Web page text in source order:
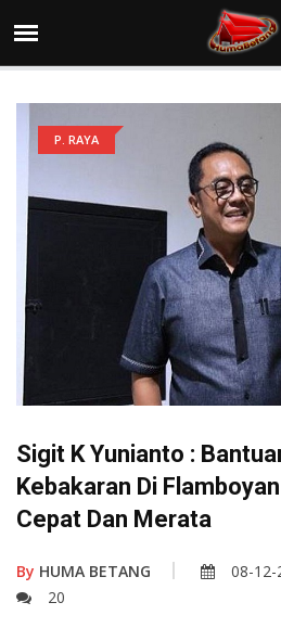
P. RAYA
Sigit K Yunianto :
Kebakaran Di
Cepat Dan Merata
By HUMA BETANG 08-12-
20